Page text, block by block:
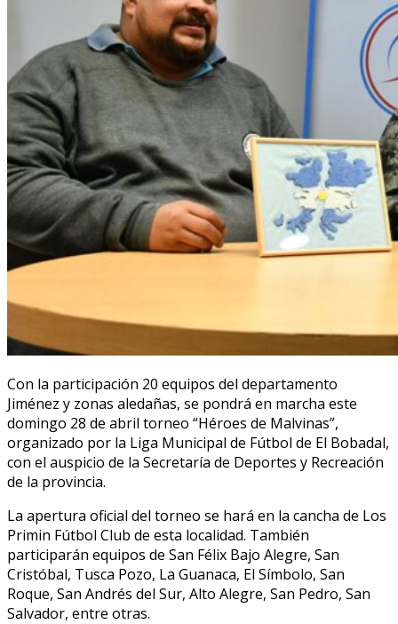
Con la participación 20 equipos del departamento
Jiménez y zonas aledañas, se pondrá en marcha este
domingo 28 de abril torneo “Héroes de Malvinas”,
organizado por la Liga Municipal de Fútbol de El Bobadal,
con el auspicio de la Secretaría de Deportes y Recreación
de la provincia.
La apertura oficial del torneo se hará en la cancha de Los
Primin Fútbol Club de esta localidad. También
participarán equipos de San Félix Bajo Alegre, San
Cristóbal, Tusca Pozo, La Guanaca, El Símbolo, San
Roque, San Andrés del Sur, Alto Alegre, San Pedro, San
Salvador, entre otras.